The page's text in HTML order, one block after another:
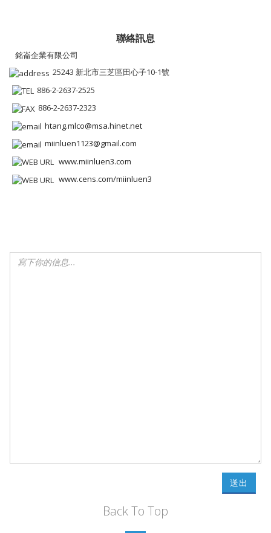
聯絡訊息
銘崙企業有限公司
25243 新北市三芝區田心子10-1號
886-2-2637-2525
886-2-2637-2323
htang.mlco@msa.hinet.net
miinluen1123@gmail.com
www.miinluen3.com
www.cens.com/miinluen3
送出
Back To Top